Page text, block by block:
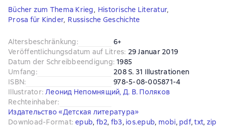
Bücher zum Thema Krieg, Historische Literatur,
Prosa für Kinder, Russische Geschichte
Altersbeschränkung:
6+
Veröffentlichungsdatum auf Litres: 29 Januar 2019
Datum der Schreibbeendigung: 1985
Umfang:
208 S. 31 Illustrationen
ISBN:
978-5-08-005871-4
Illustrator: Леонид Непомнящий, Д. В. Поляков
Rechteinhaber:
Издательство «Детская литература»
Download-Format: epub, fb2, fb3, ios.epub, mobi, pdf, txt, zip